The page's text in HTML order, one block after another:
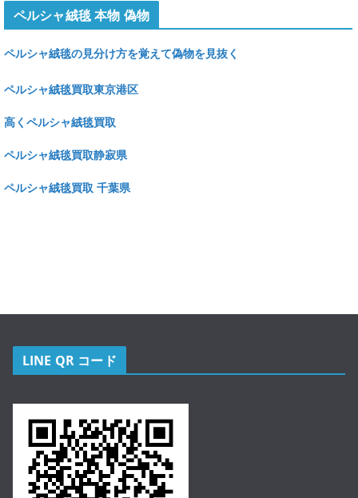
ペルシャ絨毯 本物 偽物
ペルシャ絨毯の見分け方を覚えて偽物を見抜く
ペルシャ絨毯買取東京港区
高くペルシャ絨毯買取
ペルシャ絨毯買取静寂県
ペルシャ絨毯買取 千葉県
LINE QR コード